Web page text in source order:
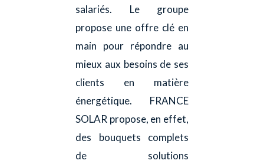
salariés. Le groupe
propose une offre clé en
main pour répondre au
mieux aux besoins de ses
clients en matière
énergétique. FRANCE
SOLAR propose, en effet,
des bouquets complets
de solutions